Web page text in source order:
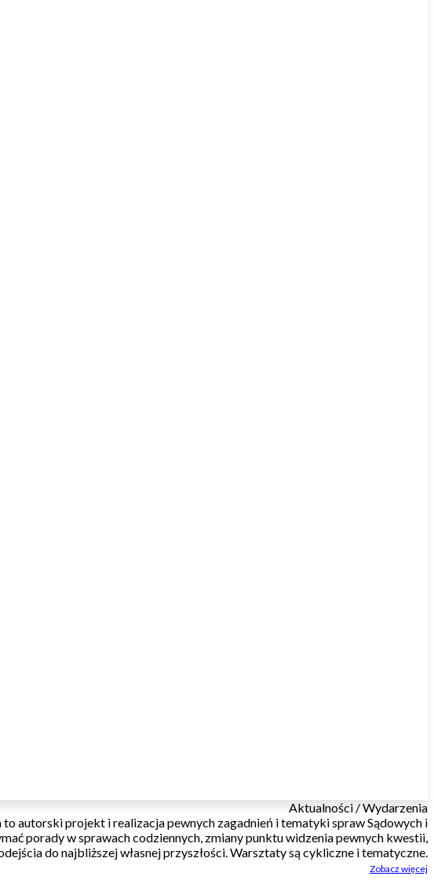
Aktualności / Wydarzenia
autorski projekt i realizacja pewnych zagadnień i tematyki spraw Sądowych i
porady w sprawach codziennych, zmiany punktu widzenia pewnych kwestii,
do najbliższej własnej przyszłości. Warsztaty są cykliczne i tematyczne.
Zobacz więcej